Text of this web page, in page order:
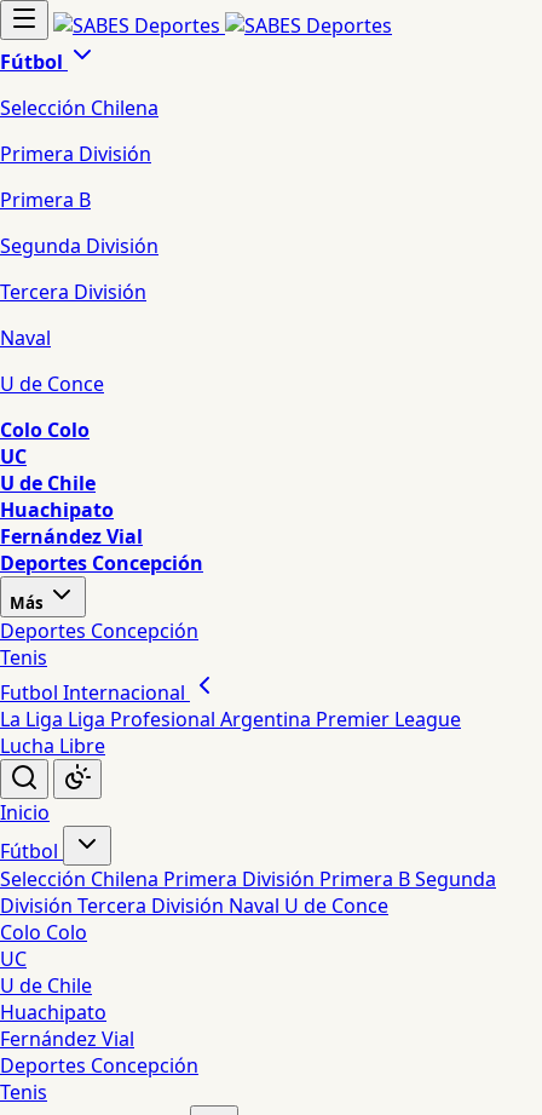
Fútbol
Selección Chilena
Primera División
Primera B
Segunda División
Tercera División
Naval
U de Conce
Colo Colo
UC
U de Chile
Huachipato
Fernández Vial
Deportes Concepción
Más
Deportes Concepción
Tenis
Futbol Internacional
La Liga Liga Profesional Argentina Premier League
Lucha Libre
Inicio
Fútbol
Selección Chilena Primera División Primera BSegunda
División Tercera División Naval U de Conce
Colo Colo
UC
U de Chile
Huachipato
Fernández Vial
Deportes Concepción
Tenis